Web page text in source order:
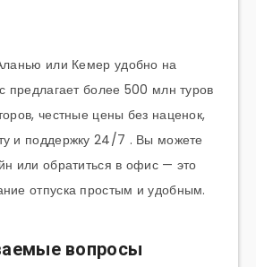
или Кемер удобно на
предлагает более 500 млн туров
честные цены без наценок,
и поддержку 24/7 . Вы можете
или обратиться в офис — это
отпуска простым и удобным.
вопросы